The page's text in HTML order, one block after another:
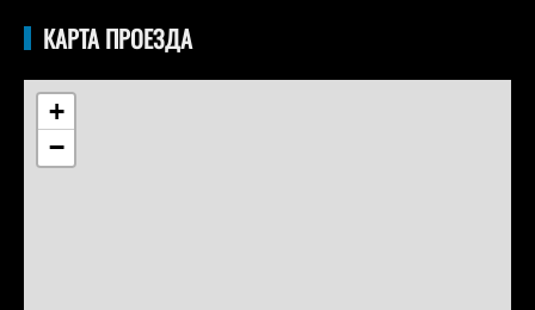
КАРТА ПРОЕЗДА
+
−